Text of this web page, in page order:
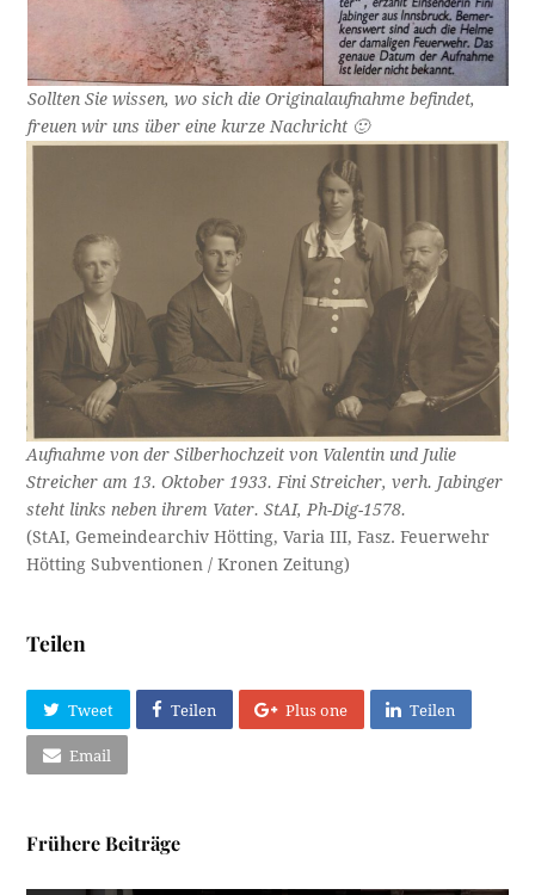
Sollten Sie wissen, wo sich die Originalaufnahme befindet,
freuen wir uns über eine kurze Nachricht 🙂
Aufnahme von der Silberhochzeit von Valentin und Julie
Streicher am 13. Oktober 1933. Fini Streicher, verh. Jabinger
steht links neben ihrem Vater. StAI, Ph-Dig-1578.
(StAI, Gemeindearchiv Hötting, Varia III, Fasz. Feuerwehr
Hötting Subventionen / Kronen Zeitung)
Teilen
Tweet Teilen Plus one Teilen
Email
Frühere Beiträge